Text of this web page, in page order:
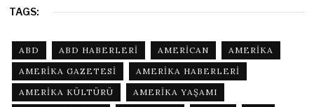
TAGS:
ABD ABD HABERLERI AMERICAN
AMERIKA
AMERIKA GAZETESI
AMERIKA HABERLERI
AMERIKA KÜLTÜRÜ
AMERIKA YAŞAMI